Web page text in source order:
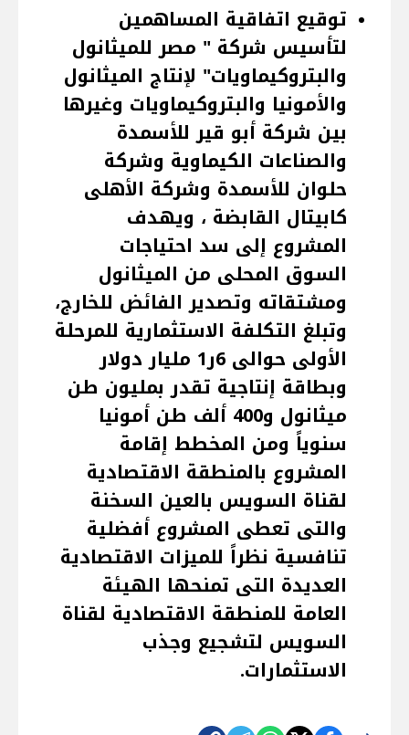
توقيع اتفاقية المساهمين
لتأسيس شركة " مصر للميثانول
والبتروكيماويات" لإنتاج الميثانول
والأمونيا والبتروكيماويات وغيرها
بين شركة أبو قير للأسمدة
والصناعات الكيماوية وشركة
حلوان للأسمدة وشركة الأهلى
كابيتال القابضة ، ويهدف
المشروع إلى سد احتياجات
السوق المحلى من الميثانول
ومشتقاته وتصدير الفائض للخارج،
وتبلغ التكلفة الاستثمارية للمرحلة
الأولى حوالى 6ر1 مليار دولار
وبطاقة إنتاجية تقدر بمليون طن
ميثانول و400 ألف طن أمونيا
سنوياً ومن المخطط إقامة
المشروع بالمنطقة الاقتصادية
لقناة السويس بالعين السخنة
والتى تعطى المشروع أفضلية
تنافسية نظراً للميزات الاقتصادية
العديدة التى تمنحها الهيئة
العامة للمنطقة الاقتصادية لقناة
السويس لتشجيع وجذب
الاستثمارات.